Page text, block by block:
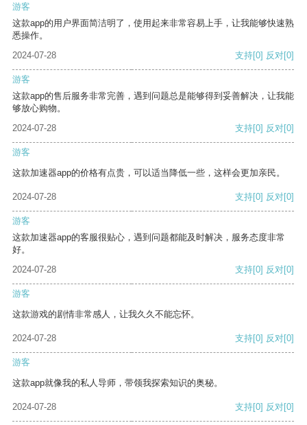
游客
这款app的用户界面简洁明了，使用起来非常容易上手，让我能够快速熟
悉操作。
2024-07-28
支持[0] 反对[0]
游客
这款app的售后服务非常完善，遇到问题总是能够得到妥善解决，让我能
够放心购物。
2024-07-28
支持[0] 反对[0]
游客
这款加速器app的价格有点贵，可以适当降低一些，这样会更加亲民。
2024-07-28 支持[0] 反对[0]
游客
这款加速器app的客服很贴心，遇到问题都能及时解决，服务态度非常
好。
2024-07-28
支持[0] 反对[0]
游客
这款游戏的剧情非常感人，让我久久不能忘怀。
2024-07-28 支持[0] 反对[0]
游客
这款app就像我的私人导师，带领我探索知识的奥秘。
2024-07-28 支持[0] 反对[0]